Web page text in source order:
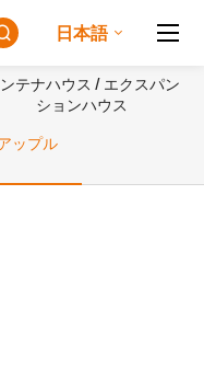
日本語
テナハウス / エクスパン
ションハウス
ップル